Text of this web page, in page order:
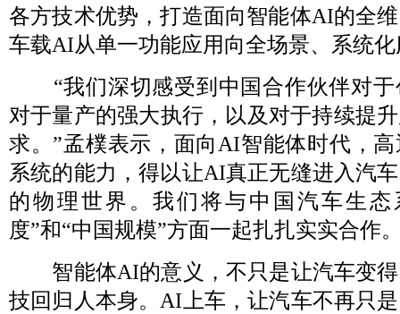
各方技术优势，打造面向智能体AI的全
车载AI从单一功能应用向全场景、系统
“我们深切感受到中国合作伙伴对于
对于量产的强大执行，以及对于持续提
求。”孟樸表示，面向AI智能体时代，
系统的能力，得以让AI真正无缝进入汽
的物理世界。我们将与中国汽车生态
度”和“中国规模”方面一起扎扎实实合作
智能体AI的意义，不只是让汽车变得
技回归人本身。AI上车，让汽车不再只